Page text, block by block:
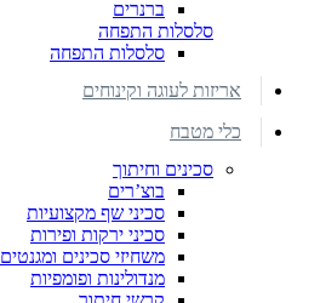
ברנרים
סלסלות התפחה
סלסלות התפחה
אריזות לעוגה וקינוחים
כלי מטבח
סכינים וחיתוך
בוצ’רים
סכיני שף מקצועיות
סכיני ירקות ופירות
משחיזי סכינים ומגנטים
מנדולינות ופומפיות